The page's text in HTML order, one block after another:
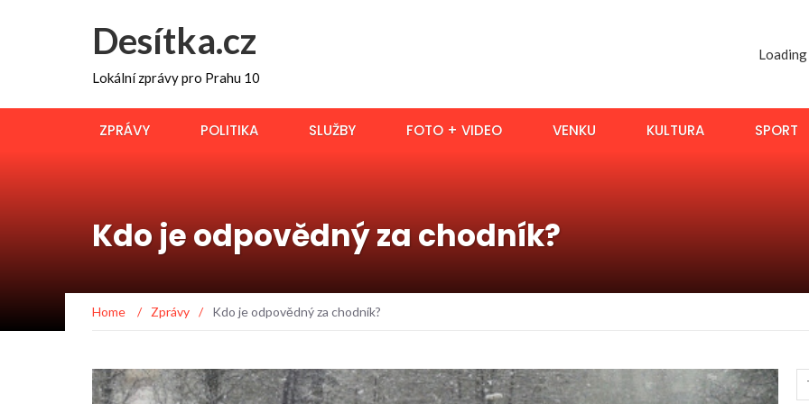
Desítka.cz
Lokální zprávy pro Prahu 10
Loading
ZPRÁVY POLITIKA SLUŽBY FOTO + VIDEO VENKU KULTURA SPORT
Kdo je odpovědný za chodník?
Home / Zprávy / Kdo je odpovědný za chodník?